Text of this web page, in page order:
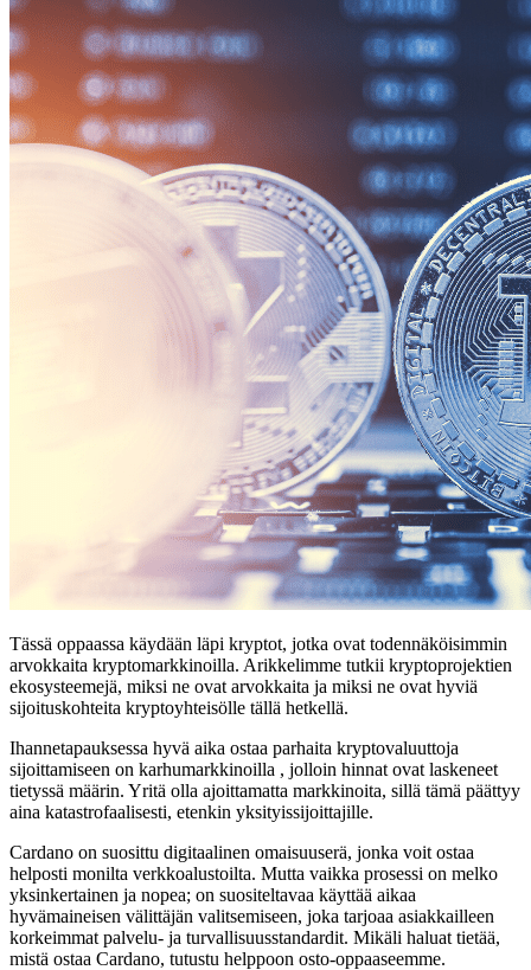
Tässä oppaassa käydään läpi kryptot, jotka ovat todennäköisimmin
arvokkaita kryptomarkkinoilla. Arikkelimme tutkii kryptoprojektien
ekosysteemejä, miksi ne ovat arvokkaita ja miksi ne ovat hyviä
sijoituskohteita kryptoyhteisölle tällä hetkellä.
Ihannetapauksessa hyvä aika ostaa parhaita kryptovaluuttoja
sijoittamiseen on karhumarkkinoilla , jolloin hinnat ovat laskeneet
tietyssä määrin. Yritä olla ajoittamatta markkinoita, sillä tämä päättyy
aina katastrofaalisesti, etenkin yksityissijoittajille.
Cardano on suosittu digitaalinen omaisuuserä, jonka voit ostaa
helposti monilta verkkoalustoilta. Mutta vaikka prosessi on melko
yksinkertainen ja nopea; on suositeltavaa käyttää aikaa
hyvämaineisen välittäjän valitsemiseen, joka tarjoaa asiakkailleen
korkeimmat palvelu- ja turvallisuusstandardit. Mikäli haluat tietää,
mistä ostaa Cardano, tutustu helppoon osto-oppaaseemme.